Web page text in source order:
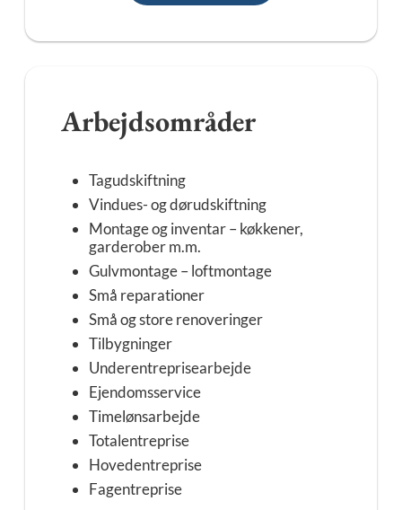
Arbejdsområder
Tagudskiftning
Vindues- og dørudskiftning
Montage og inventar – køkkener,
garderober m.m.
Gulvmontage – loftmontage
Små reparationer
Små og store renoveringer
Tilbygninger
Underentreprisearbejde
Ejendomsservice
Timelønsarbejde
Totalentreprise
Hovedentreprise
Fagentreprise